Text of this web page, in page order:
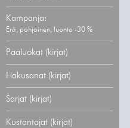
Kampanja:
Erä, pohjoinen, luonto -30 %
Pääluokat (kirjat)
Hakusanat (kirjat)
Sarjat (kirjat)
Kustantajat (kirjat)